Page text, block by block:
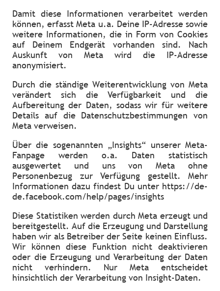
Damit diese Informationen verarbeitet werden
können, erfasst Meta u.a. Deine IP-Adresse sowie
weitere Informationen, die in Form von Cookies
auf Deinem Endgerät vorhanden sind. Nach
Auskunft von Meta wird die IP-Adresse
anonymisiert.
Durch die ständige Weiterentwicklung von Meta
verändert sich die Verfügbarkeit und die
Aufbereitung der Daten, sodass wir für weitere
Details auf die Datenschutzbestimmungen von
Meta verweisen.
Über die sogenannten „Insights“ unserer Meta-
Fanpage werden o.a. Daten statistisch
ausgewertet und uns von Meta ohne
Personenbezug zur Verfügung gestellt. Mehr
Informationen dazu findest Du unter https://de-
de.facebook.com/help/pages/insights
Diese Statistiken werden durch Meta erzeugt und
bereitgestellt. Auf die Erzeugung und Darstellung
haben wir als Betreiber der Seite keinen Einfluss.
Wir können diese Funktion nicht deaktivieren
oder die Erzeugung und Verarbeitung der Daten
nicht verhindern. Nur Meta entscheidet
hinsichtlich der Verarbeitung von Insight-Daten.